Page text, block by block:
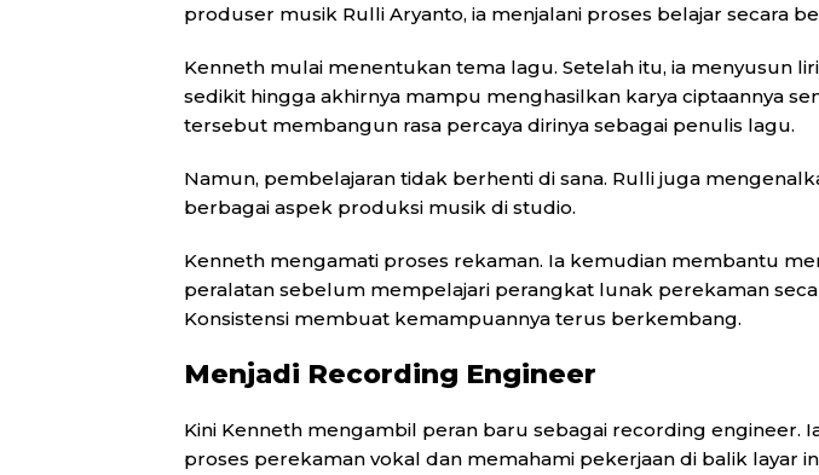
produser musik Rulli Aryanto, ia menjalani proses belajar secara
Kenneth mulai menentukan tema lagu. Setelah itu, ia menyusun
sedikit hingga akhirnya mampu menghasilkan karya ciptaannya
tersebut membangun rasa percaya dirinya sebagai penulis lagu.
Namun, pembelajaran tidak berhenti di sana. Rulli juga
berbagai aspek produksi musik di studio.
Kenneth mengamati proses rekaman. Ia kemudian membantu
peralatan sebelum mempelajari perangkat lunak perekaman
Konsistensi membuat kemampuannya terus berkembang.
Menjadi Recording Engineer
Kini Kenneth mengambil peran baru sebagai recording engineer.
proses perekaman vokal dan memahami pekerjaan di balik layar